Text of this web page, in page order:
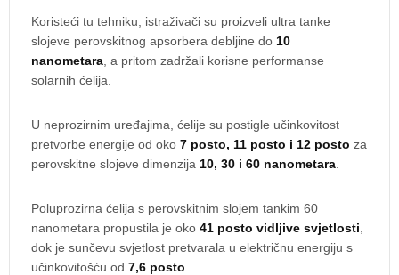
Koristeći tu tehniku, istraživači su proizveli ultra tanke
slojeve perovskitnog apsorbera debljine do 10
nanometara , a pritom zadržali korisne performanse
solarnih ćelija.
U neprozirnim uređajima, ćelije su postigle učinkovitost
pretvorbe energije od oko 7 posto, 11 posto i 12 posto za
perovskitne slojeve dimenzija 10, 30 i 60 nanometara
Poluprozirna ćelija s perovskitnim slojem tankim 60
nanometara propustila je oko 41 posto vidljive svjetlosti
dok je sunčevu svjetlost pretvarala u električnu energiju s
učinkovitošću od 7,6 posto